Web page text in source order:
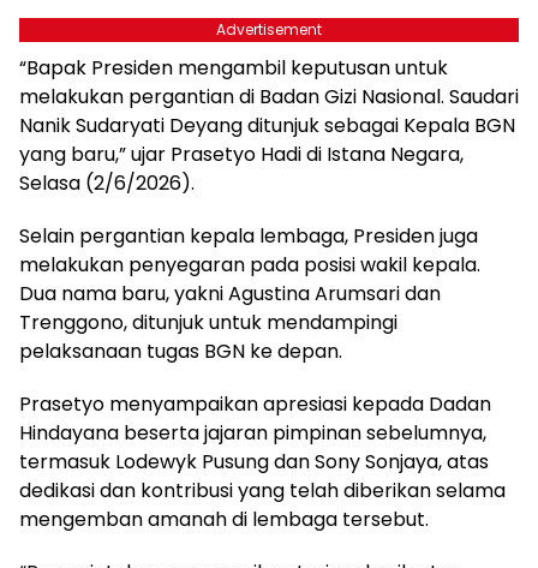
Advertisement
“Bapak Presiden mengambil keputusan untuk
melakukan pergantian di Badan Gizi Nasional. Saudari
Nanik Sudaryati Deyang ditunjuk sebagai Kepala BGN
yang baru,” ujar Prasetyo Hadi di Istana Negara,
Selasa (2/6/2026).
Selain pergantian kepala lembaga, Presiden juga
melakukan penyegaran pada posisi wakil kepala.
Dua nama baru, yakni Agustina Arumsari dan
Trenggono, ditunjuk untuk mendampingi
pelaksanaan tugas BGN ke depan.
Prasetyo menyampaikan apresiasi kepada Dadan
Hindayana beserta jajaran pimpinan sebelumnya,
termasuk Lodewyk Pusung dan Sony Sonjaya, atas
dedikasi dan kontribusi yang telah diberikan selama
mengemban amanah di lembaga tersebut.